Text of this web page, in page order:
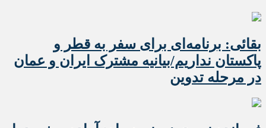
بقائی: برنامه‌ای برای سفر به قطر و
پاکستان نداریم/بیانیه مشترک ایران و عمان
در مرحله تدوین